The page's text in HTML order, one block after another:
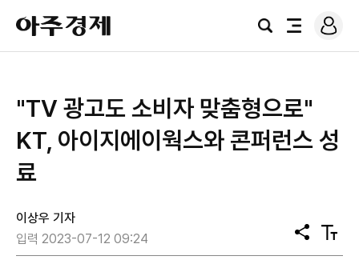
아
주
경
검
전
로
그
​"TV 광고도 소비자 맞춤형으로"
KT, 아이지에이웍스와 콘퍼런스 성
료
이상우 기자
입력 2023-07-12 09:24
공
유
텍
스